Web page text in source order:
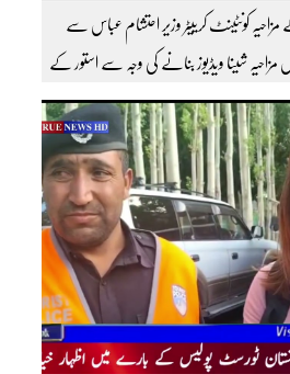
کونٹینٹ کرییٹر وزیر احتشام عباس سے
شینا ویڈیوز بنانے کی وجہ سے استور کے
ویڈیوز دیکھنے کے لئے ہمارے یوٹیوب چینل کو